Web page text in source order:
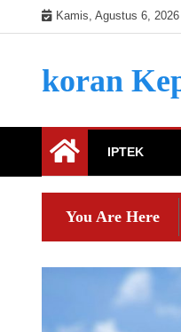
to
Kamis, Agustus 6, 2026
koran
IPTEK
You Are Here